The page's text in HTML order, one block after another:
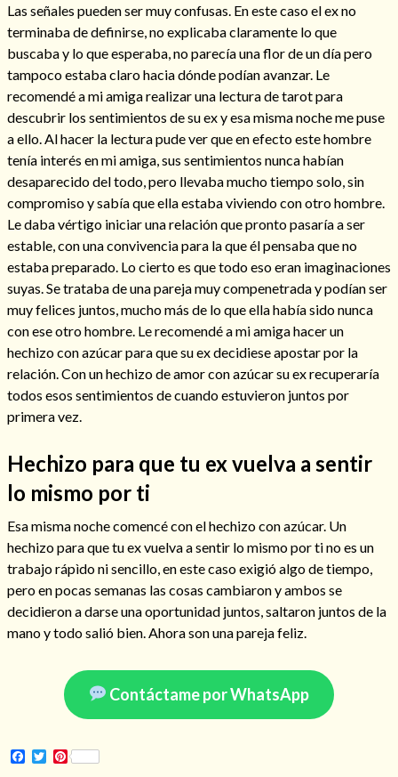
Cómo alejar a la amante de mi esposo
Endulzamiento
Consulta de tarot online
Las señales pueden ser muy confusas. En este caso el ex no
terminaba de definirse, no explicaba claramente lo que
buscaba y lo que esperaba, no parecía una flor de un día pero
tampoco estaba claro hacia dónde podían avanzar. Le
recomendé a mi amiga realizar una lectura de tarot para
descubrir los sentimientos de su ex y esa misma noche me puse
a ello. Al hacer la lectura pude ver que en efecto este hombre
tenía interés en mi amiga, sus sentimientos nunca habían
desaparecido del todo, pero llevaba mucho tiempo solo, sin
compromiso y sabía que ella estaba viviendo con otro hombre.
Le daba vértigo iniciar una relación que pronto pasaría a ser
estable, con una convivencia para la que él pensaba que no
estaba preparado. Lo cierto es que todo eso eran imaginaciones
suyas. Se trataba de una pareja muy compenetrada y podían ser
muy felices juntos, mucho más de lo que ella había sido nunca
con ese otro hombre. Le recomendé a mi amiga hacer un
hechizo con azúcar para que su ex decidiese apostar por la
relación. Con un hechizo de amor con azúcar su ex recuperaría
todos esos sentimientos de cuando estuvieron juntos por
primera vez.
Hechizo para que tu ex vuelva a sentir
lo mismo por ti
Esa misma noche comencé con el hechizo con azúcar. Un
hechizo para que tu ex vuelva a sentir lo mismo por ti no es un
trabajo rápìdo ni sencillo, en este caso exigió algo de tiempo,
pero en pocas semanas las cosas cambiaron y ambos se
decidieron a darse una oportunidad juntos, saltaron juntos de la
mano y todo salió bien. Ahora son una pareja feliz.
Contáctame por WhatsApp
Facebook
TwitterPinterest